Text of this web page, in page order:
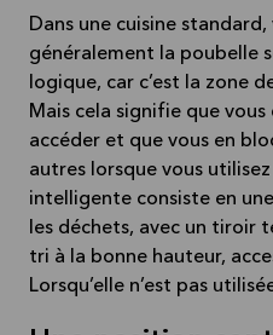
Dans une cuisine
généralement la poubelle
logique, car c’est la zone
Mais cela signifie que
accéder et que vous en
autres lorsque vous
intelligente consiste en
les déchets, avec un tiroir
tri à la bonne hauteur,
Lorsqu’elle n’est pas